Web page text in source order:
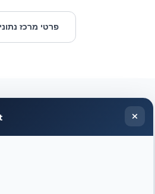
פרטי מרכז
שאלות